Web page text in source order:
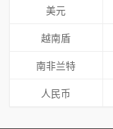
美元
越南盾
南非兰特
人民币